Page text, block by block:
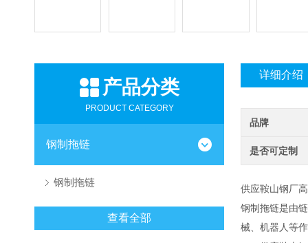
产品分类
PRODUCT CATEGORY
钢制拖链
钢制拖链
查看全部
详细介绍
品牌
是否可定制
供应鞍山钢厂
钢制拖链是由
械、机器人等